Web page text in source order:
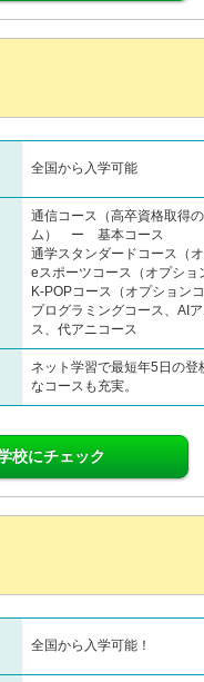
全国から入学可能
通信コース（高卒資格取得
ム） ー 基本コース
通学スタンダードコース（オ
eスポーツコース（オプショ
K-POPコース（オプションコ
プログラミングコース、AI
ス、代アニコース
ネット学習で最短年5日の
なコースも充実。
校にチェック
全国から入学可能！